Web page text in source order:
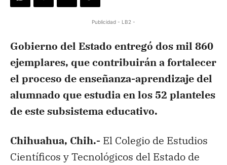
Publicidad - LB2 -
Gobierno del Estado entregó dos mil 860
ejemplares, que contribuirán a fortalecer
el proceso de enseñanza-aprendizaje del
alumnado que estudia en los 52 planteles
de este subsistema educativo.
Chihuahua, Chih.- El Colegio de Estudios
Científicos y Tecnológicos del Estado de